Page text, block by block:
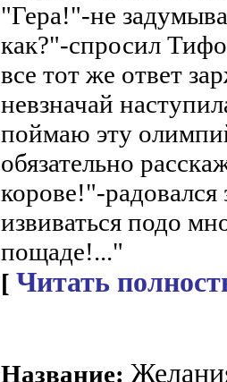
"Гера!"-не
как?"-спросил
все тот же ответ
невзначай
поймаю эту
обязательно
корове!"-
извиваться подо
пощаде!..."
[ Читать
Название: